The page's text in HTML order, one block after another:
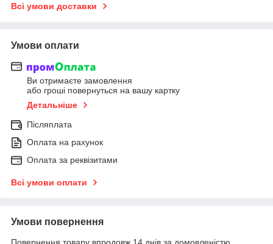
Всі умови доставки
Умови оплати
Ви отримаєте замовлення
або гроші повернуться на вашу картку
Детальніше
Післяплата
Оплата на рахунок
Оплата за реквізитами
Всі умови оплати
Умови повернення